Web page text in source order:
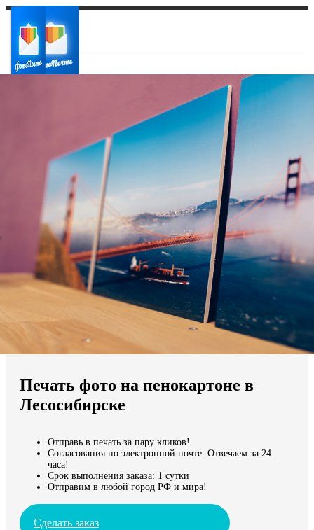
Ваш регион доставки
Выберите из списка:
Мы доставляем по всему миру
Продолжить без города
Печать фото на пенокартоне в
Лесосибирске
Отправь в печать за пару кликов!
Согласования по электронной почте. Отвечаем за 24
часа!
Срок выполнения заказа: 1 сутки
Отправим в любой город РФ и мира!
Сделать заказ